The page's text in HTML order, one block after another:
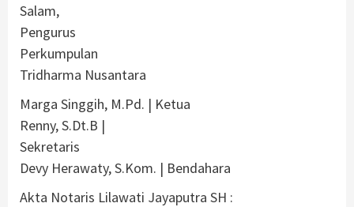
Salam,
Pengurus
Perkumpulan
Tridharma Nusantara
Marga Singgih, M.Pd. | Ketua
Renny, S.Dt.B |
Sekretaris
Devy Herawaty, S.Kom. | Bendahara
Akta Notaris Lilawati Jayaputra SH :